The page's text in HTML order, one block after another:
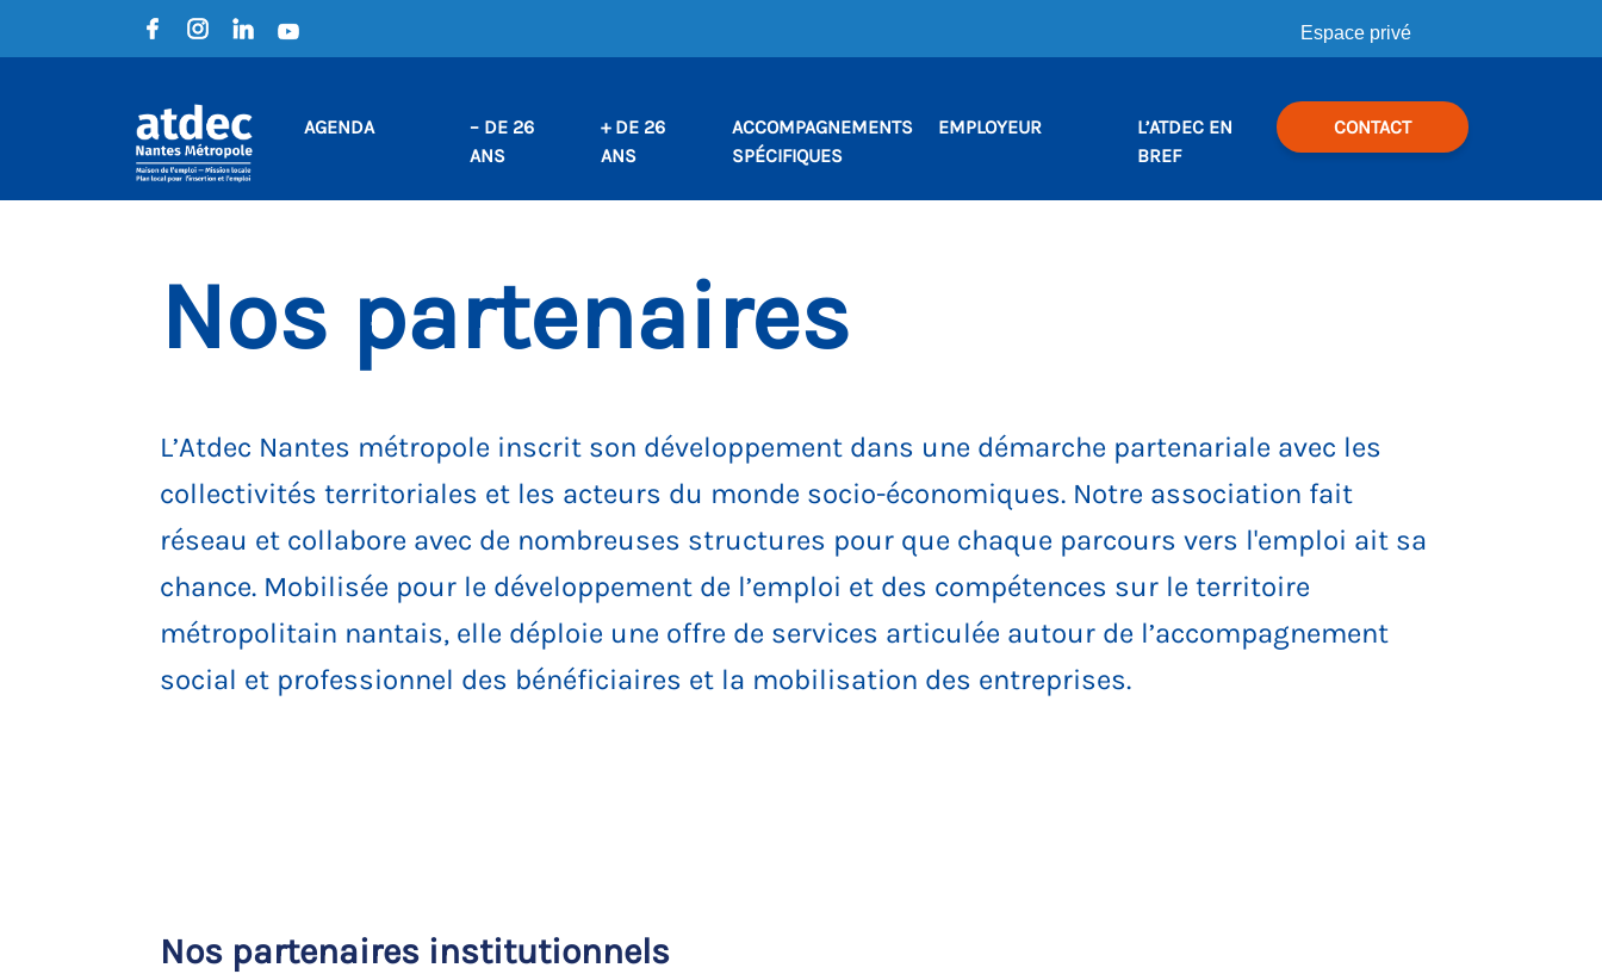
Espace privé
AGENDA
– DE 26
ANS
+ DE 26
ANS
ACCOMPAGNEMENTS
SPÉCIFIQUES
EMPLOYEUR
L’ATDEC EN
BREF
CONTACT
Nos partenaires
L’Atdec Nantes métropole inscrit son développement dans une démarche partenariale avec les
collectivités territoriales et les acteurs du monde socio-économiques. Notre association fait
réseau et collabore avec de nombreuses structures pour que chaque parcours vers l'emploi ait sa
chance. Mobilisée pour le développement de l’emploi et des compétences sur le territoire
métropolitain nantais, elle déploie une offre de services articulée autour de l’accompagnement
social et professionnel des bénéficiaires et la mobilisation des entreprises.
Nos partenaires institutionnels